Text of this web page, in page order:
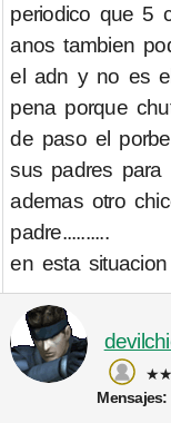
periodico que 5
anos tambien
el adn y no es
pena porque
de paso el
sus padres
ademas otro
padre..........
en esta
Mensajes: